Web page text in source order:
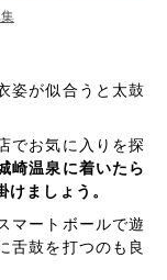
姿が似合うと太鼓
でお気に入りを探
崎温泉に着いたら
ましょう。
マートボールで遊
舌鼓を打つのも良